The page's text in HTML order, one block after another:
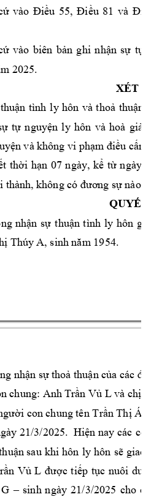
vào Điều 55, Điều 81 và
vào biên bản ghi nhận sự tự
2025.
XÉT
thuận tình ly hôn và thoả thuận
tự nguyện ly hôn và hoà giải
và không vi phạm điều cấm
thời hạn 07 ngày, kể từ ngày
thành, không có đương sự nào
QUYẾT
nhận sự thuận tình ly hôn
Thúy A, sinh năm 1954.
nhận sự thoả thuận của các
chung: Anh Trần Vủ L và chị
con chung tên Trần Thị Ái
21/3/2025. Hiện nay các co
sau khi hôn ly hôn sẽ giao
Vủ L được tiếp tục nuôi
G – sinh ngày 21/3/2025 cho